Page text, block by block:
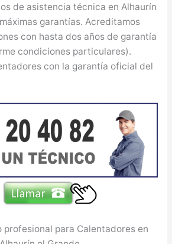
de asistencia técnica en Alhaurín
garantías. Acreditamos
con hasta dos años de garantía
condiciones particulares).
con la garantía oficial del
para Calentadores en